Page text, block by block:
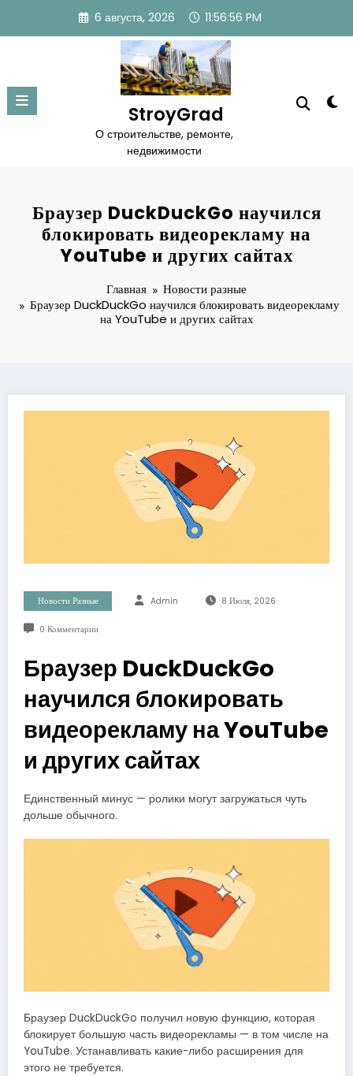
содержимому
6 августа, 2026 11:56:57 PM
StroyGrad
О строительстве, ремонте,
недвижимости
Браузер DuckDuckGo научился
блокировать видеорекламу на
YouTube и других сайтах
Главная
Новости разные
Браузер DuckDuckGo научился блокировать видеорекламу
на YouTube и других сайтах
Новости Разные Admin 8 Июля, 2026
0 Комментарии
Браузер DuckDuckGo
научился блокировать
видеорекламу на YouTube
и других сайтах
Единственный минус — ролики могут загружаться чуть
дольше обычного.
Браузер DuckDuckGo получил новую функцию, которая
блокирует большую часть видеорекламы — в том числе на
YouTube. Устанавливать какие-либо расширения для
этого не требуется.